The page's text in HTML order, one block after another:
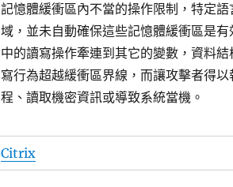
記憶體緩衝區內不當的操作限制，特定
域，並未自動確保這些記憶體緩衝區是
中的讀寫操作牽連到其它的變數，資料
寫行為超越緩衝區界線，而讓攻擊者得
程、讀取機密資訊或導致系統當機。
Citrix